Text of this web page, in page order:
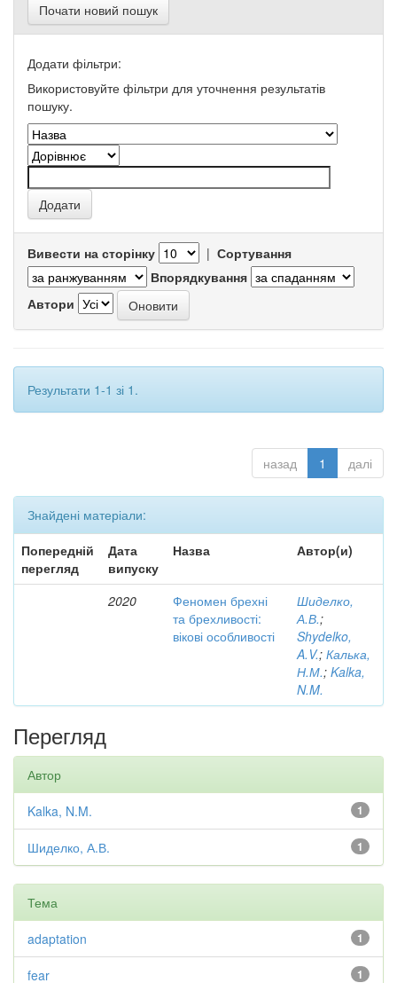
Почати новий пошук
Додати фільтри:
Використовуйте фільтри для уточнення результатів
пошуку.
Вивести на сторінку | Сортування
Впорядкування
Автори
Результати 1-1 зі 1.
назад 1 далі
Знайдені матеріали:
Попередній
перегляд
Дата
випуску
Назва Автор(и)
2020
Феномен брехні
та брехливості:
вікові особливості
Шиделко,
А.В.;
Shydelko,
A.V.; Калька,
Н.М.; Kalka,
N.M.
Перегляд
Автор
1
Kalka, N.M.
1
Шиделко, А.В.
Тема
1
adaptation
1
fear